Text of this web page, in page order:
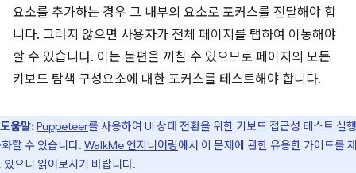
요소를 추가하는 경우 그 내부의 요소로 포커스를 전달해야 합
니다. 그러지 않으면 사용자가 전체 페이지를 탭하여 이동해야
할 수 있습니다. 이는 불편을 끼칠 수 있으므로 페이지의 모든
키보드 탐색 구성요소에 대한 포커스를 테스트해야 합니다.
도움말:Puppeteer를 사용하여 UI 상태 전환을 위한 키보드 접근성 테스트 실
할 수 있습니다. WalkMe 엔지니어링에서 이 문제에 관한 유용한 가이드를
있으니 읽어보시기 바랍니다.